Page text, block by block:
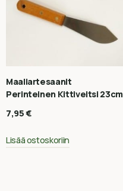
Maaliartesaanit
Perinteinen Kittiveitsi 23cm
7,95€
Lisää ostoskoriin